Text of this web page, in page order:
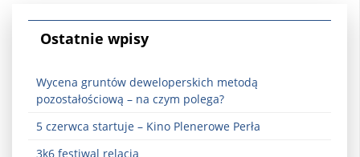
Ostatnie wpisy
Wycena gruntów deweloperskich metodą
pozostałościową – na czym polega?
5 czerwca startuje – Kino Plenerowe Perła
3k6 festiwal relacja